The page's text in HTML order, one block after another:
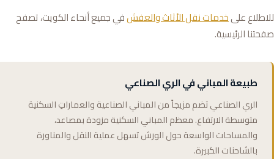
للاطلاع علىخدمات نقل الأثاث والعفشفي جميع أنحاء الكويت، تصفح
صفحتنا الرئيسية.
طبيعة المباني في الري الصناعي
الري الصناعي تضم مزيجاً من المباني الصناعية والعماراتِ السكنية
متوسطة الارتفاع. معظم المباني السكنية مزودة بمصاعد،
والمساحات الواسعة حول الورش تسهل عملية النقل والمناورة
بالشاحنات الكبيرة.